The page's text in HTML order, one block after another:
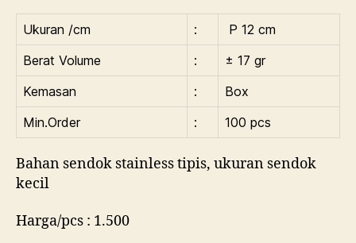
Ukuran /cm :
P 12 cm
Berat Volume
:
± 17 gr
Kemasan
:
Box
Min.Order
: 100 pcs
Bahan sendok stainless tipis, ukuran sendok
kecil
Harga/pcs : 1.500